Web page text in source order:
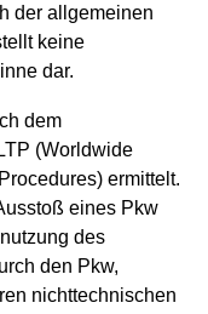
der allgemeinen
keine
dar.
dem
(Worldwide
ermittelt.
eines Pkw
des
den Pkw,
nichttechnischen